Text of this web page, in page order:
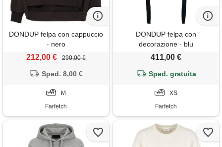
DONDUP felpa con cappuccio
- nero
212,00 € 290,00 €
Sped. 8,00 €
M
Farfetch
DONDUP felpa con
decorazione - blu
411,00 €
Sped. gratuita
XS
Farfetch